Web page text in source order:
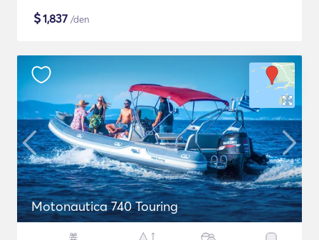
$1,837 /den
Motonautica 740 Touring